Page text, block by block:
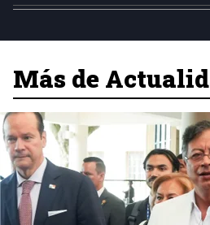
Más de